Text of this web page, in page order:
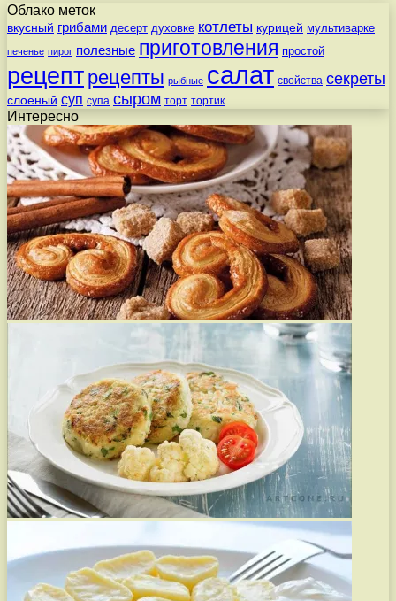
Облако меток
вкусный грибами десерт духовке котлеты курицей мультиварке
печенье пирог полезные приготовления простой
рецепт рецепты рыбные салат свойства секреты
слоеный суп супа сыром торт тортик
Интересно